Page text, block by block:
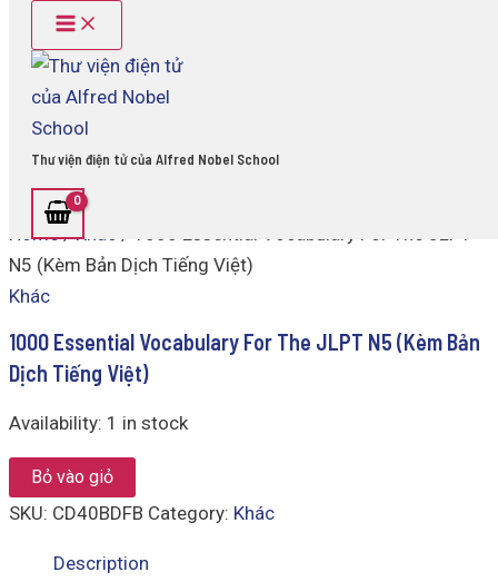
content
Main
Menu
Thư viện điện tử của Alfred Nobel School
Home/Khác / 1000 Essential Vocabulary For The JLPT
N5 (Kèm Bản Dịch Tiếng Việt)
Khác
1000 Essential Vocabulary For The JLPT N5 (Kèm Bản
Dịch Tiếng Việt)
Availability: 1 in stock
Essential
Vocabulary
The
JLPT
Bản
Dịch
Tiếng
quantity
Bỏ vào giỏ
SKU: CD40BDFB Category: Khác
Description